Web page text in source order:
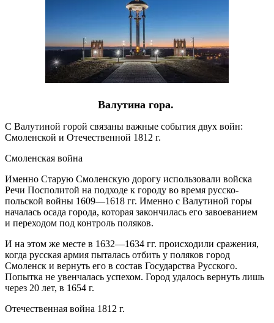
Валутина гора.
С Валутиной горой связаны важные события двух войн:
Смоленской и Отечественной 1812 г.
Смоленская война
Именно Старую Смоленскую дорогу использовали войска
Речи Посполитой на подходе к городу во время русско-
польской войны 1609—1618 гг. Именно с Валутиной горы
началась осада города, которая закончилась его завоеванием
и переходом под контроль поляков.
И на этом же месте в 1632—1634 гг. происходили сражения,
когда русская армия пыталась отбить у поляков город
Смоленск и вернуть его в состав Государства Русского.
Попытка не увенчалась успехом. Город удалось вернуть лишь
через 20 лет, в 1654 г.
Отечественная война 1812 г.